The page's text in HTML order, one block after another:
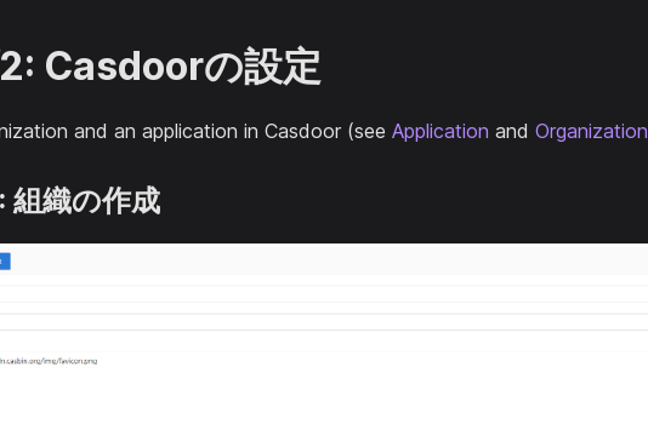
Casdoorの設定
and an application in Casdoor (see Application and Organization
組織の作成